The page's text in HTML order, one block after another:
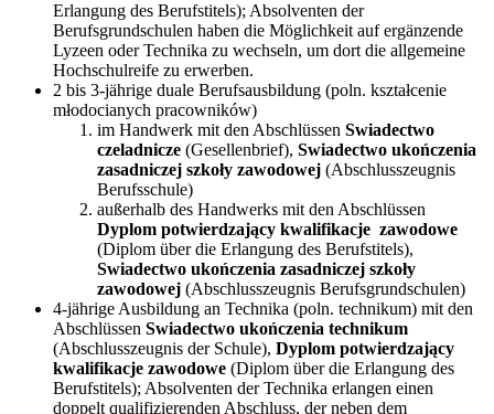
Erlangung des Berufstitels); Absolventen der
Berufsgrundschulen haben die Möglichkeit auf ergänzende
Lyzeen oder Technika zu wechseln, um dort die allgemeine
Hochschulreife zu erwerben.
2 bis 3-jährige duale Berufsausbildung (poln. kształcenie
młodocianych pracowników)
im Handwerk mit den Abschlüssen Swiadectwo
czeladnicze (Gesellenbrief), Swiadectwo ukończenia
zasadniczej szkoły zawodowej (Abschlusszeugnis
Berufsschule)
außerhalb des Handwerks mit den Abschlüssen
Dyplom potwierdzający kwalifikacje zawodowe
(Diplom über die Erlangung des Berufstitels),
Swiadectwo ukończenia zasadniczej szkoły
zawodowej (Abschlusszeugnis Berufsgrundschulen)
4-jährige Ausbildung an Technika (poln. technikum) mit den
Abschlüssen Swiadectwo ukończenia technikum
(Abschlusszeugnis der Schule), Dyplom potwierdzający
kwalifikacje zawodowe (Diplom über die Erlangung des
Berufstitels); Absolventen der Technika erlangen einen
doppelt qualifizierenden Abschluss, der neben dem